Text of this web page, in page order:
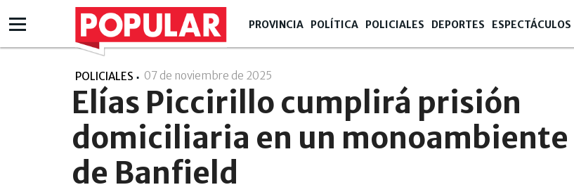
PROVINCIA POLÍTICA POLICIALES DEPORTES ESPECTÁCULOS
POLICIALES 07 de noviembre de 2025
Elías Piccirillo cumplirá prisión
domiciliaria en un monoambiente
de Banfield